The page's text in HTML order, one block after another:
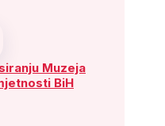
Muzeja
BiH